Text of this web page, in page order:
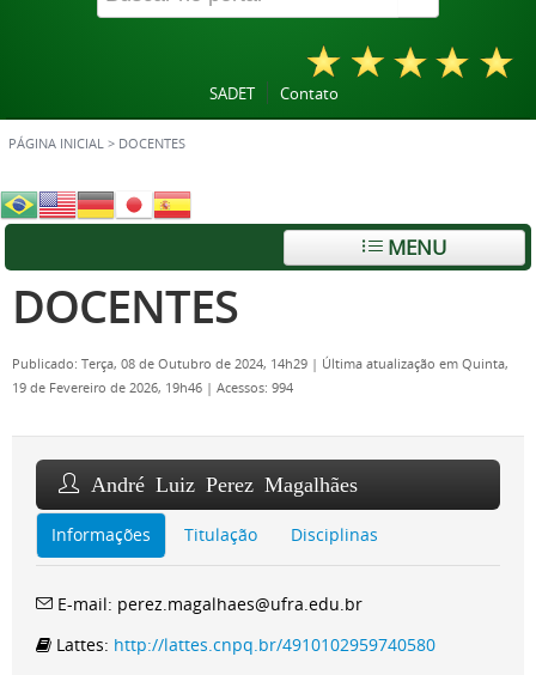
SADET Contato
PÁGINA INICIAL > DOCENTES
MENU
DOCENTES
Publicado: Terça, 08 de Outubro de 2024, 14h29 | Última atualização em Quinta,
19 de Fevereiro de 2026, 19h46 | Acessos: 994
André Luiz Perez Magalhães
Informações Titulação Disciplinas
E-mail: perez.magalhaes@ufra.edu.br
Lattes: http://lattes.cnpq.br/4910102959740580